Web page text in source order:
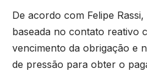
De acordo com Felipe
baseada no contato reativo
vencimento da obrigação e
de pressão para obter o